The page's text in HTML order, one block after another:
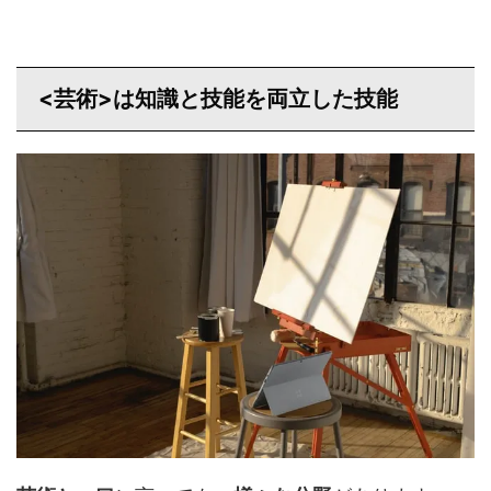
<芸術>は知識と技能を両立した技能